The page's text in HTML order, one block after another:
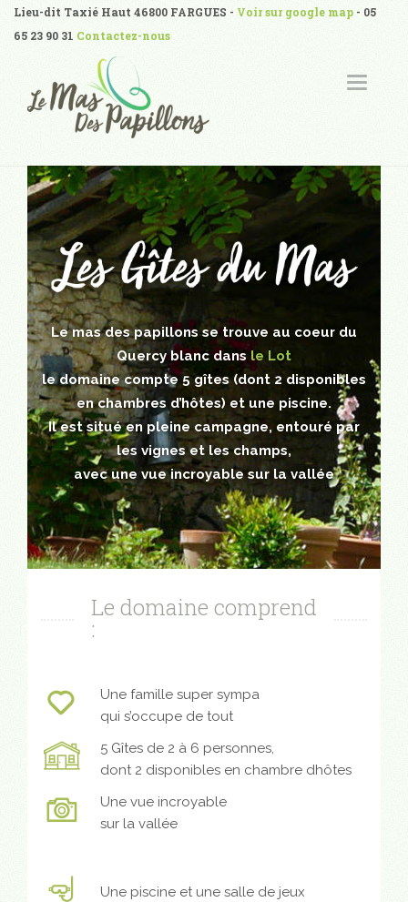
Lieu-dit Taxié Haut 46800 FARGUES - Voir sur google map - 05
65 23 90 31 Contactez-nous
T
O
A
V
I
G
A
Le mas des papillons se trouve au coeur du
Quercy blanc dansle Lot
le domaine compte 5 gîtes (dont 2 disponibles
en chambres d’hôtes) et une piscine.
Il est situé en pleine campagne, entouré par
les vignes et les champs,
avec une vue incroyable sur la vallée
Le domaine comprend
:
Une famille super sympa
qui s’occupe de tout
5 Gîtes de 2 à 6 personnes,
dont 2 disponibles en chambre dhôtes
Une vue incroyable
sur la vallée
Une piscine et une salle de jeux